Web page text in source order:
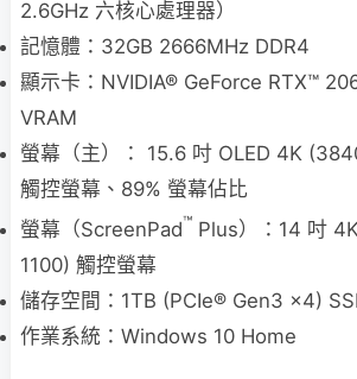
2.6GHz 六核心處理器）
記憶體：32GB 2666MHz DDR4
顯示卡：NVIDIA® GeForce RTX™
VRAM
螢幕（主）： 15.6 吋 OLED 4K
觸控螢幕、89% 螢幕佔比
螢幕（ScreenPad™ Plus）：14 吋
1100) 觸控螢幕
儲存空間：1TB (PCIe® Gen3 x4)
作業系統：Windows 10 Home